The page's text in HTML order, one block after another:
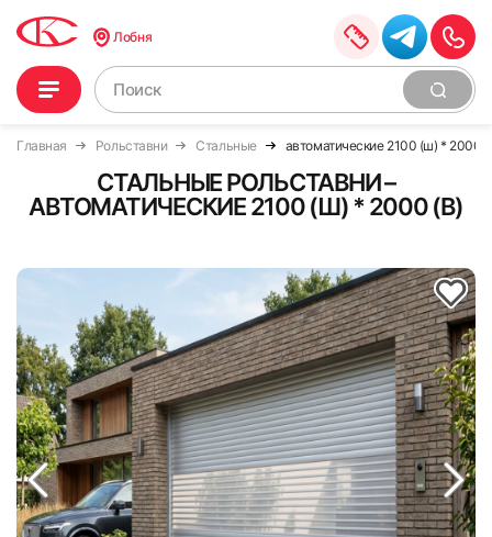
Лобня
Главная Рольставни Стальные автоматические 2100 (ш) * 2000
СТАЛЬНЫЕ РОЛЬСТАВНИ –
АВТОМАТИЧЕСКИЕ 2100 (Ш) * 2000 (В)